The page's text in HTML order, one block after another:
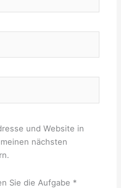
und Website in
nächsten
Sie die Aufgabe *